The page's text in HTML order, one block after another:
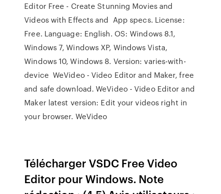
Editor Free - Create Stunning Movies and
Videos with Effects and App specs. License:
Free. Language: English. OS: Windows 8.1,
Windows 7, Windows XP, Windows Vista,
Windows 10, Windows 8. Version: varies-with-
device WeVideo - Video Editor and Maker, free
and safe download. WeVideo - Video Editor and
Maker latest version: Edit your videos right in
your browser. WeVideo
Télécharger VSDC Free Video
Editor pour Windows. Note